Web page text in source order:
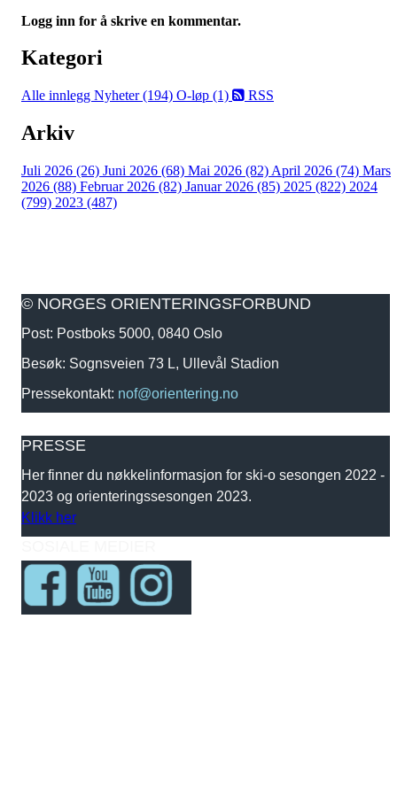
Logg inn for å skrive en kommentar.
Kategori
Alle innlegg Nyheter (194) O-løp (1) RSS
Arkiv
Juli 2026 (26) Juni 2026 (68) Mai 2026 (82) April 2026 (74) Mars
2026 (88) Februar 2026 (82) Januar 2026 (85) 2025 (822) 2024
(799) 2023 (487)
© NORGES ORIENTERINGSFORBUND
Post: Postboks 5000, 0840 Oslo
Besøk: Sognsveien 73 L, Ullevål Stadion
Pressekontakt: nof@orientering.no
PRESSE
Her finner du nøkkelinformasjon for ski-o sesongen 2022 -
2023 og orienteringssesongen 2023.
Klikk her